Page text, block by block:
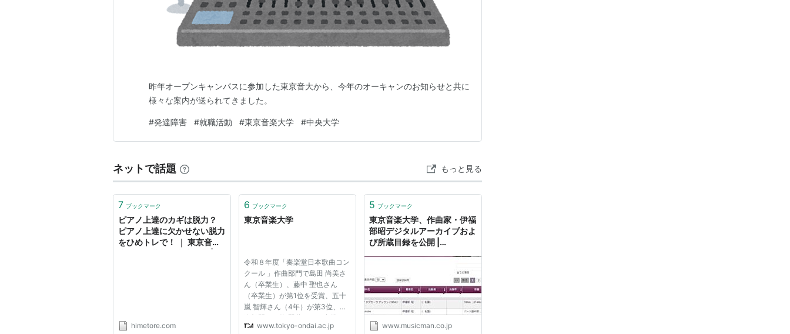
昨年オープンキャンパスに参加した東京音大から、今年のオーキャンのお知らせと共に
様々な案内が送られてきました。
#発達障害 #就職活動 #東京音楽大学 #中央大学
ネットで話題 もっと見る
7 ブックマーク
ピアノ上達のカギは脱力？
ピアノ上達に欠かせない脱力
をひめトレで！ ｜ 東京音楽
himetore.com
6 ブックマーク
東京音楽大学
令和８年度「奏楽堂日本歌曲コン
クール 」作曲部門で島田 尚美さ
ん（卒業生）、藤中 聖也さん
（卒業生）が第1位を受賞、五十
嵐 智輝さん（4年）が第3位、声
楽部門で一條 翠葉さん（卒業
生）が入選しました
www.tokyo-ondai.ac.jp
5 ブックマーク
東京音楽大学、作曲家・伊福
部昭デジタルアーカイブおよ
び所蔵目録を公開 |
www.musicman.co.jp